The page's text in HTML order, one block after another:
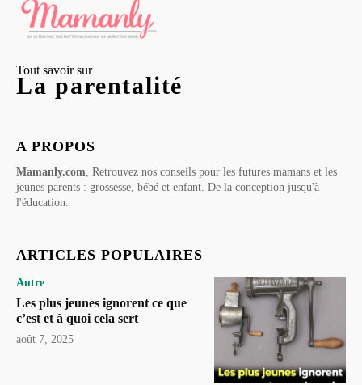
Tout savoir sur
La parentalité
A PROPOS
Mamanly.com , Retrouvez nos conseils pour les futures mamans et les
jeunes parents : grossesse, bébé et enfant. De la conception jusqu'à
l'éducation.
ARTICLES POPULAIRES
Autre
Les plus jeunes ignorent ce que
c’est et à quoi cela sert
août 7, 2025